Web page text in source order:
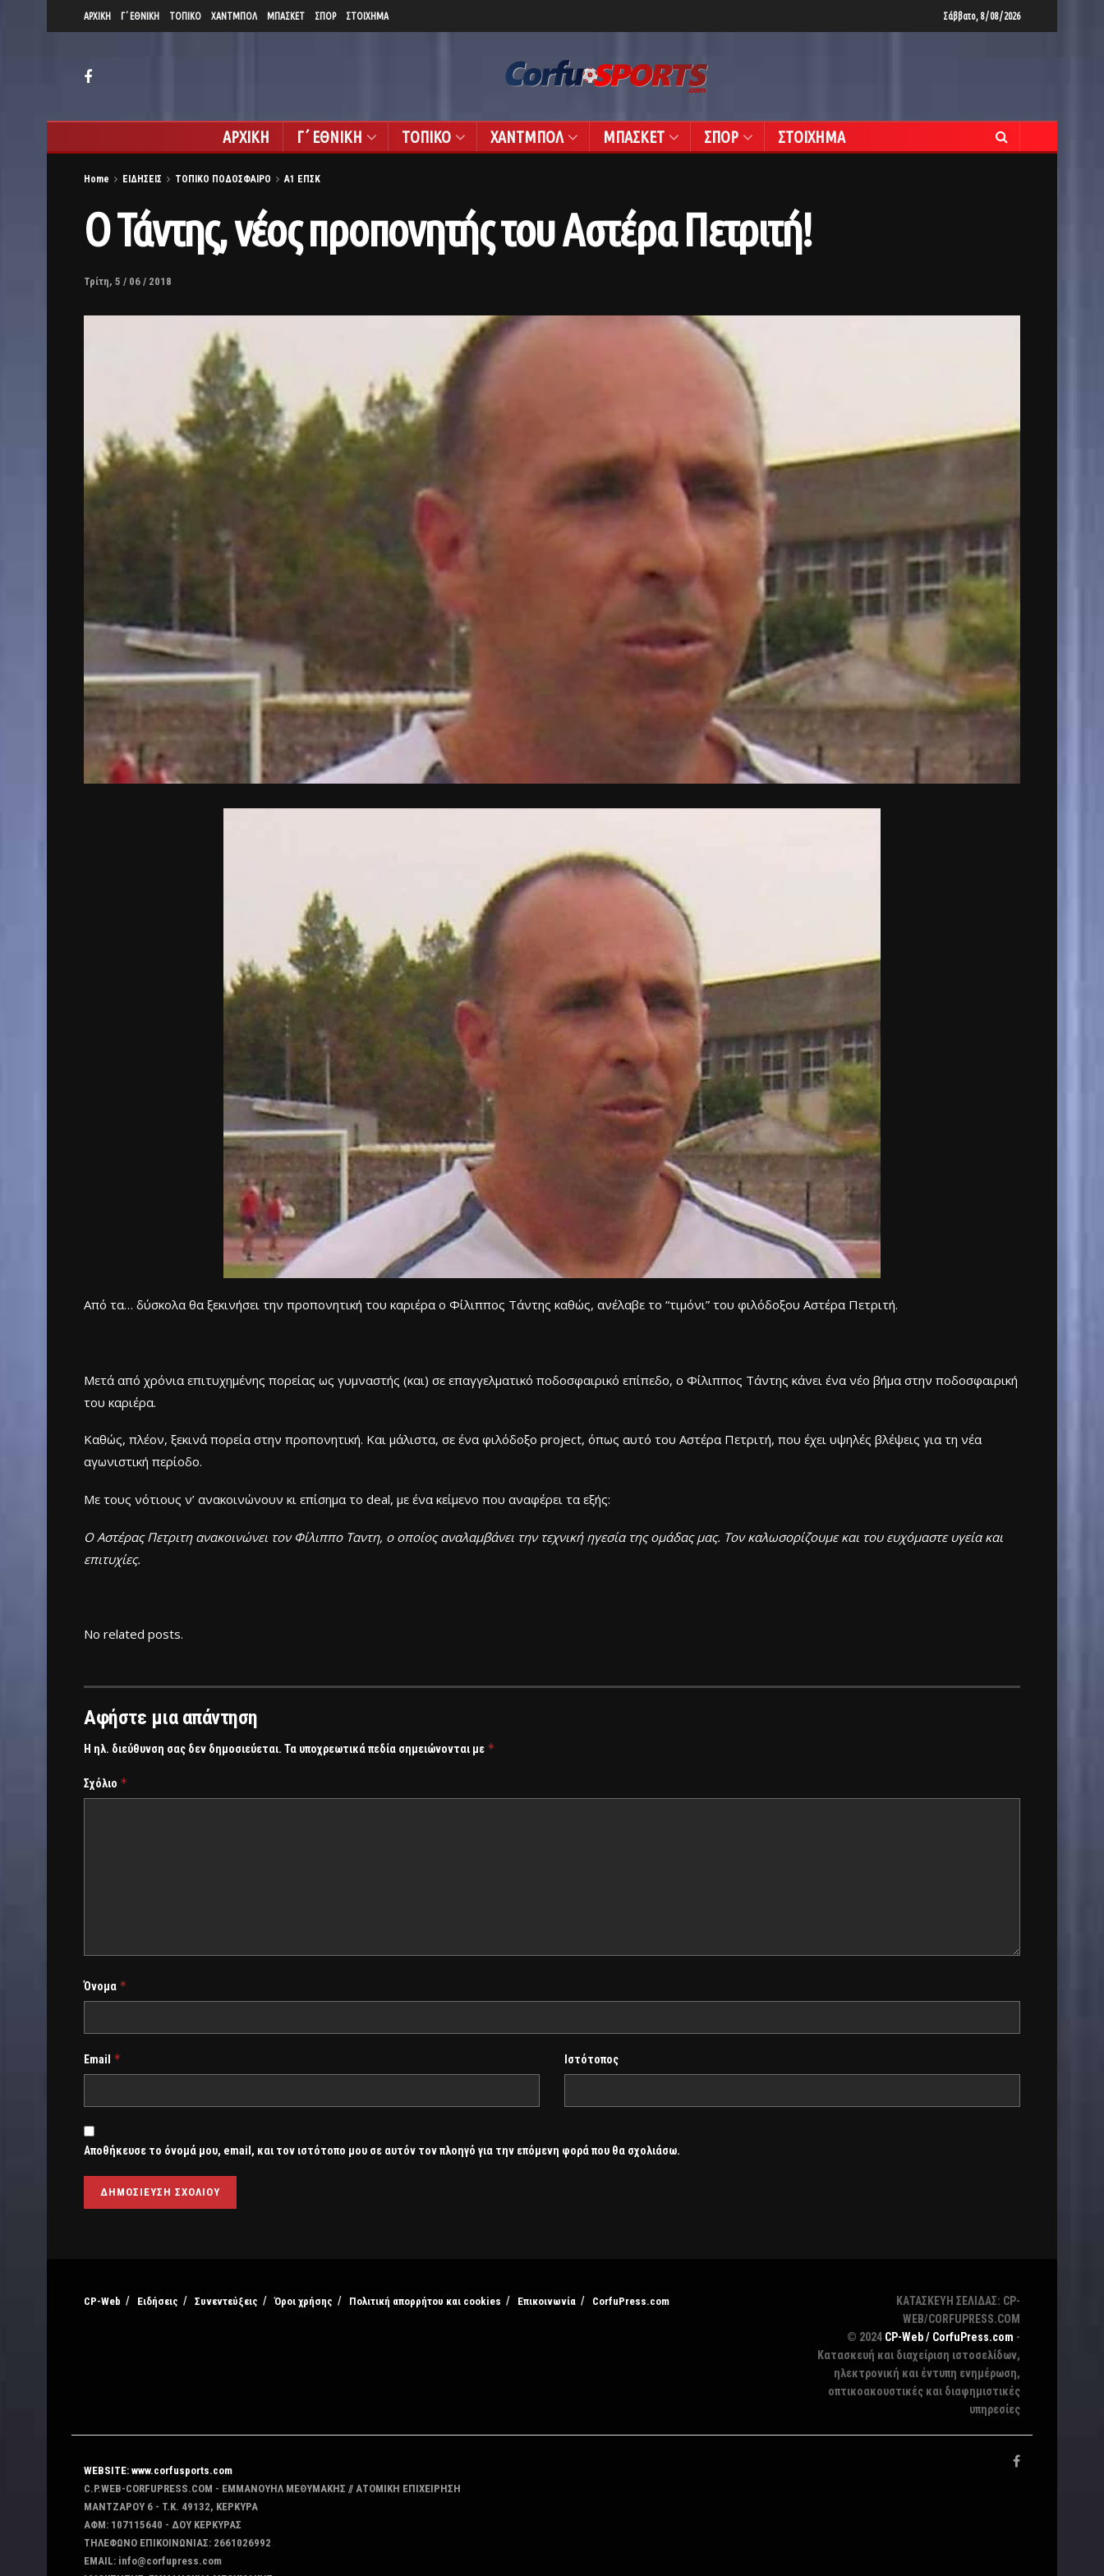
ΑΡΧΙΚΗ Γ΄ ΕΘΝΙΚΗ ΤΟΠΙΚΟ ΧΑΝΤΜΠΟΛ ΜΠΑΣΚΕΤ ΣΠΟΡ ΣΤΟΙΧΗΜΑ Σάββατο, 8 / 08 / 2026
ΑΡΧΙΚΗ Γ΄ ΕΘΝΙΚΗ ΤΟΠΙΚΟ ΧΑΝΤΜΠΟΛ ΜΠΑΣΚΕΤ ΣΠΟΡ ΣΤΟΙΧΗΜΑ
Home ΕΙΔΗΣΕΙΣ ΤΟΠΙΚΟ ΠΟΔΟΣΦΑΙΡΟ Α1 ΕΠΣΚ
Ο Τάντης, νέος προπονητής του Αστέρα Πετριτή!
Τρίτη, 5 / 06 / 2018
Από τα… δύσκολα θα ξεκινήσει την προπονητική του καριέρα ο Φίλιππος Τάντης καθώς, ανέλαβε το “τιμόνι” του φιλόδοξου Αστέρα Πετριτή.
Μετά από χρόνια επιτυχημένης πορείας ως γυμναστής (και) σε επαγγελματικό ποδοσφαιρικό επίπεδο, ο Φίλιππος Τάντης κάνει ένα νέο βήμα στην ποδοσφαιρική
του καριέρα.
Καθώς, πλέον, ξεκινά πορεία στην προπονητική. Και μάλιστα, σε ένα φιλόδοξο project, όπως αυτό του Αστέρα Πετριτή, που έχει υψηλές βλέψεις για τη νέα
αγωνιστική περίοδο.
Με τους νότιους ν’ ανακοινώνουν κι επίσημα το deal, με ένα κείμενο που αναφέρει τα εξής:
Ο Αστέρας Πετριτη ανακοινώνει τον Φίλιππο Ταντη, ο οποίος αναλαμβάνει την τεχνική ηγεσία της ομάδας μας. Τον καλωσορίζουμε και του ευχόμαστε υγεία και
επιτυχίες.
No related posts.
Αφήστε μια απάντηση
Η ηλ. διεύθυνση σας δεν δημοσιεύεται. Τα υποχρεωτικά πεδία σημειώνονται με *
Σχόλιο *
Όνομα *
Email * Ιστότοπος
Αποθήκευσε το όνομά μου, email, και τον ιστότοπο μου σε αυτόν τον πλοηγό για την επόμενη φορά που θα σχολιάσω.
CP-Web Ειδήσεις Συνεντεύξεις Όροι χρήσης Πολιτική απορρήτου και cookies Επικοινωνία CorfuPress.com
ΚΑΤΑΣΚΕΥΗ ΣΕΛΙΔΑΣ: CP-
WEB/CORFUPRESS.COM
© 2024 CP-Web / CorfuPress.com -
Κατασκευή και διαχείριση ιστοσελίδων,
ηλεκτρονική και έντυπη ενημέρωση,
οπτικοακουστικές και διαφημιστικές
υπηρεσίες
WEBSITE: www.corfusports.com
C.P.WEB-CORFUPRESS.COM - ΕΜΜΑΝΟΥΗΛ ΜΕΘΥΜΑΚΗΣ // ΑΤΟΜΙΚΗ ΕΠΙΧΕΙΡΗΣΗ
MANTZAΡΟΥ 6 - T.K. 49132, ΚΕΡΚΥΡΑ
ΑΦΜ: 107115640 - ΔΟΥ ΚΕΡΚΥΡΑΣ
ΤΗΛΕΦΩΝΟ ΕΠΙΚΟΙΝΩΝΙΑΣ: 2661026992
EMAIL: info@corfupress.com